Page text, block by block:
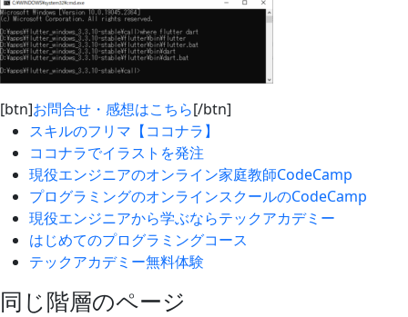
[btn]お問合せ・感想はこちら[/btn]
スキルのフリマ【ココナラ】
ココナラでイラストを発注
現役エンジニアのオンライン家庭教師CodeCamp
プログラミングのオンラインスクールのCodeCamp
現役エンジニアから学ぶならテックアカデミー
はじめてのプログラミングコース
テックアカデミー無料体験
同じ階層のページ